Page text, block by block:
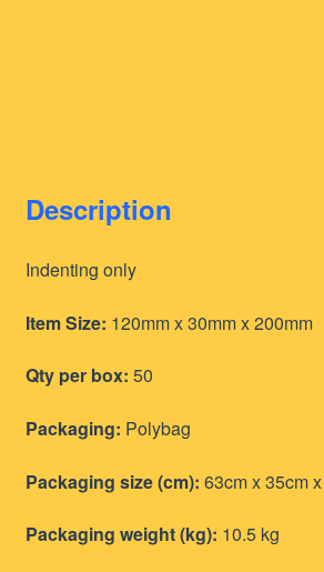
Description
Indenting only
Item Size: 120mm x 30mm x 200mm
Qty per box: 50
Packaging: Polybag
Packaging size (cm): 63cm x 35cm
Packaging weight (kg): 10.5 kg